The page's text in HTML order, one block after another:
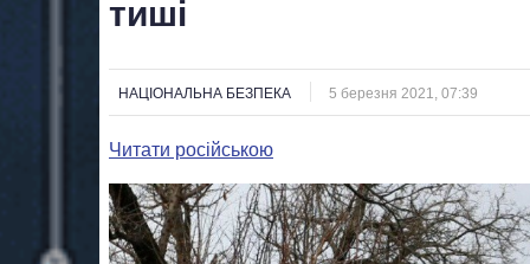
тиші
НАЦІОНАЛЬНА БЕЗПЕКА 5 березня 2021, 07:39
Читати російською